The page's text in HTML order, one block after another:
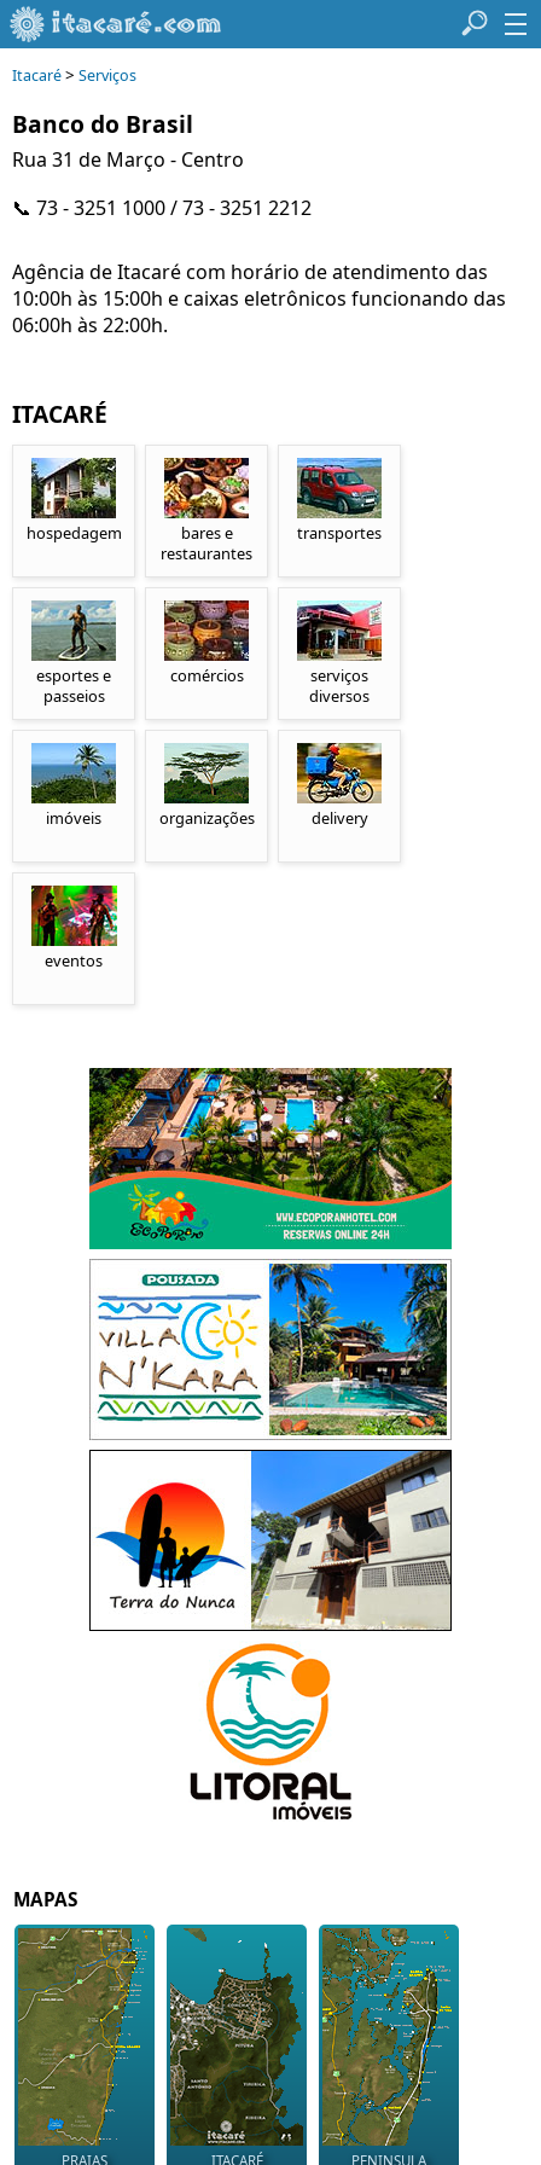
Itacaré> Serviços
Banco do Brasil
Rua 31 de Março - Centro
📞 73 - 3251 1000 / 73 - 3251 2212
Agência de Itacaré com horário de atendimento das
10:00h às 15:00h e caixas eletrônicos funcionando das
06:00h às 22:00h.
ITACARÉ
hospedagem
bares e
restaurantes
transportes
esportes e
passeios
comércios
serviços
diversos
imóveis organizações delivery
eventos
MAPAS
PRAIAS ITACARÉ PENINSULA